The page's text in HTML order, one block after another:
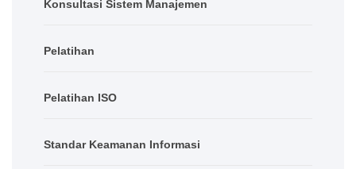
Konsultasi Sistem Manajemen
Pelatihan
Pelatihan ISO
Standar Keamanan Informasi